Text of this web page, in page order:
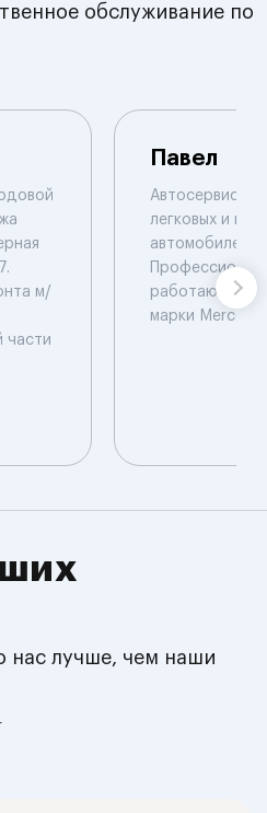
обслуживание по
м/
части
Павел
Автосервис по
легковых и
автомобилей.
работают с
марки
нас лучше, чем наши